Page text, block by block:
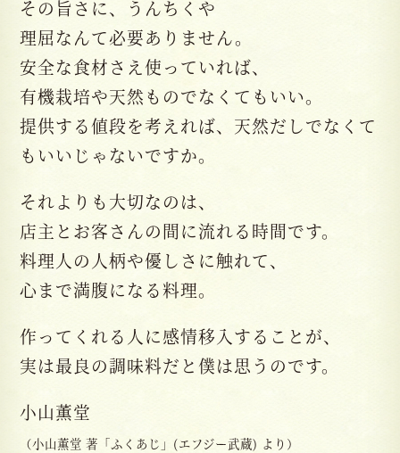
その旨さに、うんちくや
理屈なんて必要ありません。
安全な食材さえ使っていれば、
有機栽培や天然ものでなくてもいい。
提供する値段を考えれば、天然だしでなくて
もいいじゃないですか。
それよりも大切なのは、
店主とお客さんの間に流れる時間です。
料理人の人柄や優しさに触れて、
心まで満腹になる料理。
作ってくれる人に感情移入することが、
実は最良の調味料だと僕は思うのです。
小山薫堂
（小山薫堂 著「ふくあじ」(エフジー武蔵) より）